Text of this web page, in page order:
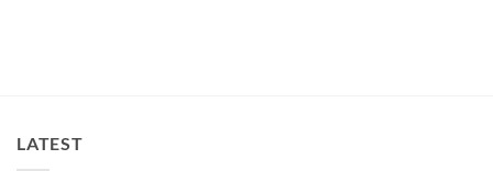
LATEST